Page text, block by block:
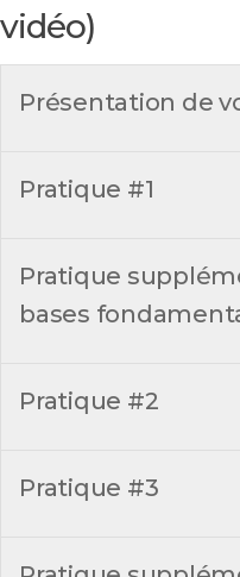
vidéo)
Présentation de
Pratique #1
Pratique
bases
Pratique #2
Pratique #3